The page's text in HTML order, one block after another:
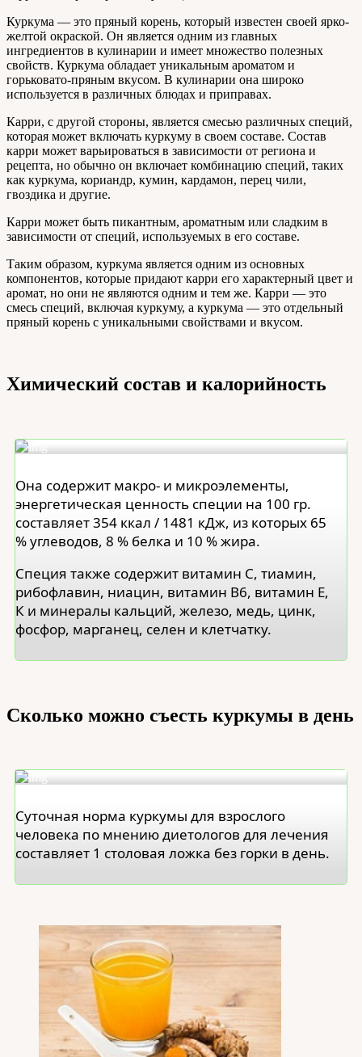
Куркума — это пряный корень, который известен своей ярко-
желтой окраской. Он является одним из главных
ингредиентов в кулинарии и имеет множество полезных
свойств. Куркума обладает уникальным ароматом и
горьковато-пряным вкусом. В кулинарии она широко
используется в различных блюдах и приправах.
Карри, с другой стороны, является смесью различных специй,
которая может включать куркуму в своем составе. Состав
карри может варьироваться в зависимости от региона и
рецепта, но обычно он включает комбинацию специй, таких
как куркума, кориандр, кумин, кардамон, перец чили,
гвоздика и другие.
Карри может быть пикантным, ароматным или сладким в
зависимости от специй, используемых в его составе.
Таким образом, куркума является одним из основных
компонентов, которые придают карри его характерный цвет и
аромат, но они не являются одним и тем же. Карри — это
смесь специй, включая куркуму, а куркума — это отдельный
пряный корень с уникальными свойствами и вкусом.
Химический состав и калорийность
Она содержит макро- и микроэлементы,
энергетическая ценность специи на 100 гр.
составляет 354 ккал / 1481 кДж, из которых 65
% углеводов, 8 % белка и 10 % жира.
Специя также содержит витамин С, тиамин,
рибофлавин, ниацин, витамин В6, витамин Е,
К и минералы кальций, железо, медь, цинк,
фосфор, марганец, селен и клетчатку.
Сколько можно съесть куркумы в день
Суточная норма куркумы для взрослого
человека по мнению диетологов для лечения
составляет 1 столовая ложка без горки в день.